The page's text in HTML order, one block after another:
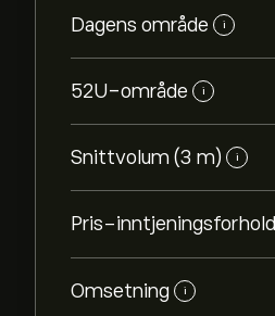
Dagens område i
52U-område i
Snittvolum (3 m) i
Pris-inntjeningsforhold
Omsetning i